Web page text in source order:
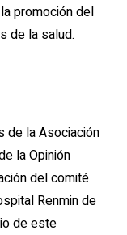
promoción del
de la salud.
de la Asociación
la Opinión
del comité
Renmin de
de este